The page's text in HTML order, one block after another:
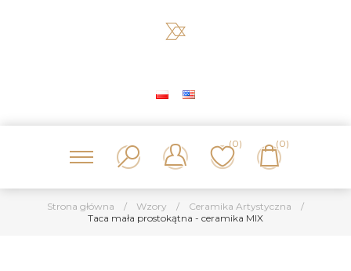
(0) (0)
Strona główna / Wzory / Ceramika Artystyczna
/
Taca mała prostokątna - ceramika MIX